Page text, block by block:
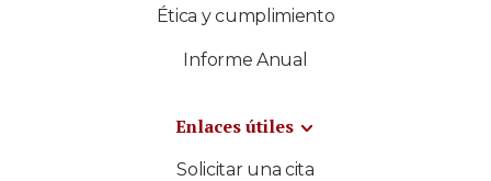
Ética y cumplimiento
Informe Anual
Enlaces útiles
Solicitar una cita